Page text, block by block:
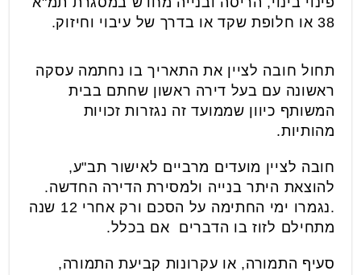
38 או חלופת שקד או בדרך של עיבוי וחיזוק.
תחול חובה לציין את התאריך בו נחתמה עסקה
ראשונה עם בעל דירה ראשון שחתם בבית
המשותף כיוון שממועד זה נגזרות זכויות
מהותיות.
חובה לציין מועדים מרביים לאישור תב"ע,
להוצאת היתר בנייה ולמסירת הדירה החדשה.
.נגמרו ימי החתימה על הסכם ורק אחרי 12 שנה
מתחילם לזוז בו הדברים אם בכלל.
סעיף התמורה, או עקרונות קביעת התמורה,